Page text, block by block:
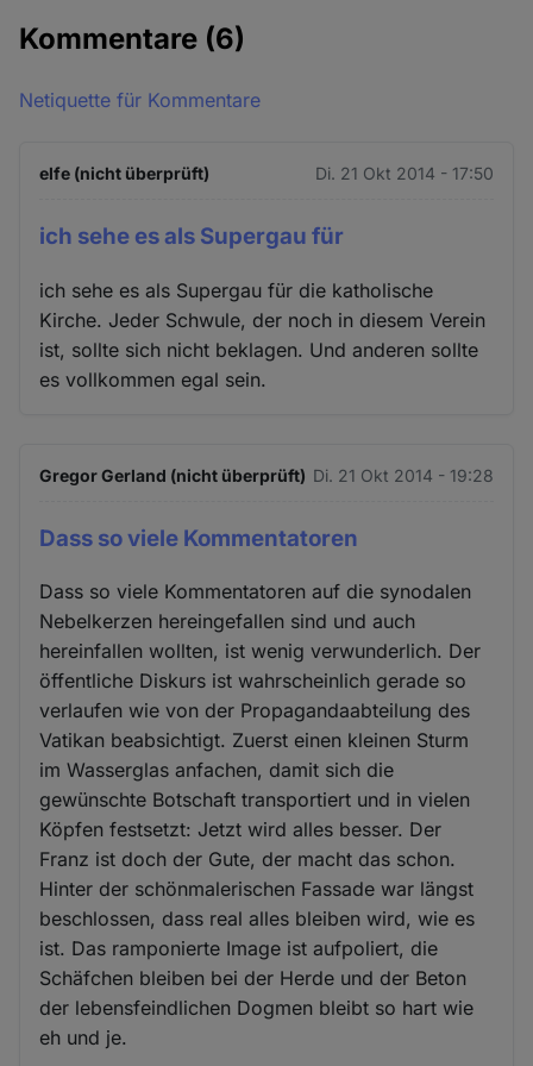
Kommentare (6)
Netiquette für Kommentare
elfe (nicht überprüft) Di. 21 Okt 2014 - 17:50
ich sehe es als Supergau für
ich sehe es als Supergau für die katholische
Kirche. Jeder Schwule, der noch in diesem Verein
ist, sollte sich nicht beklagen. Und anderen sollte
es vollkommen egal sein.
Gregor Gerland (nicht überprüft) Di. 21 Okt 2014 - 19:28
Dass so viele Kommentatoren
Dass so viele Kommentatoren auf die synodalen
Nebelkerzen hereingefallen sind und auch
hereinfallen wollten, ist wenig verwunderlich. Der
öffentliche Diskurs ist wahrscheinlich gerade so
verlaufen wie von der Propagandaabteilung des
Vatikan beabsichtigt. Zuerst einen kleinen Sturm
im Wasserglas anfachen, damit sich die
gewünschte Botschaft transportiert und in vielen
Köpfen festsetzt: Jetzt wird alles besser. Der
Franz ist doch der Gute, der macht das schon.
Hinter der schönmalerischen Fassade war längst
beschlossen, dass real alles bleiben wird, wie es
ist. Das ramponierte Image ist aufpoliert, die
Schäfchen bleiben bei der Herde und der Beton
der lebensfeindlichen Dogmen bleibt so hart wie
eh und je.